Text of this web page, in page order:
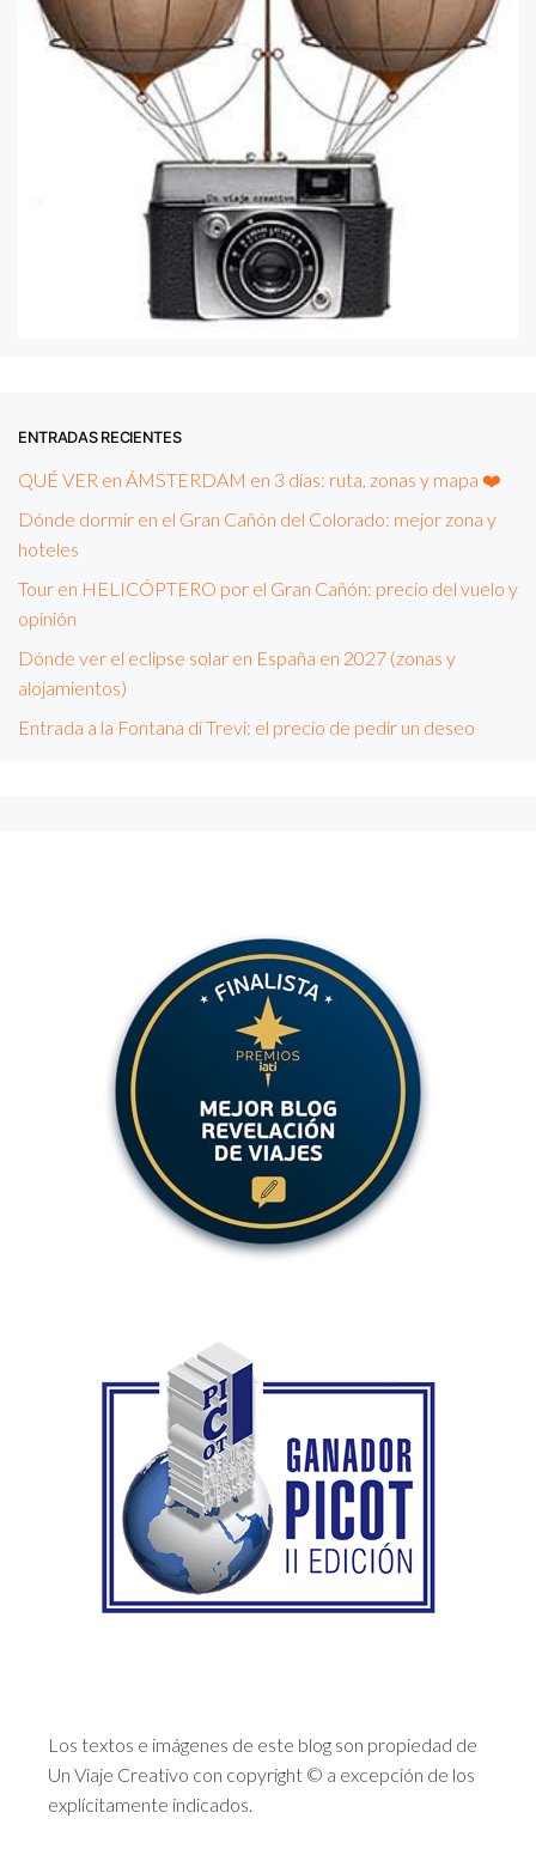
ENTRADAS RECIENTES
QUÉ VER en ÁMSTERDAM en 3 días: ruta, zonas y mapa ❤️
Dónde dormir en el Gran Cañón del Colorado: mejor zona y
hoteles
Tour en HELICÓPTERO por el Gran Cañón: precio del vuelo y
opinión
Dónde ver el eclipse solar en España en 2027 (zonas y
alojamientos)
Entrada a la Fontana di Trevi: el precio de pedir un deseo
Los textos e imágenes de este blog son propiedad de
Un Viaje Creativo con copyright © a excepción de los
explícitamente indicados.